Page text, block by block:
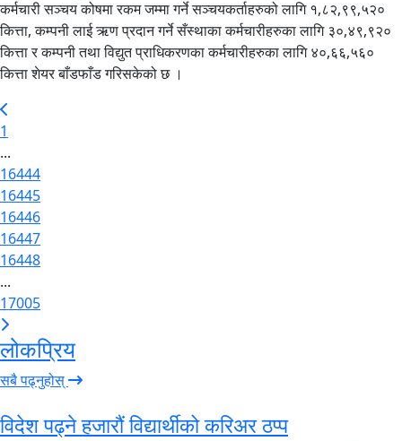
कर्मचारी सञ्चय कोषमा रकम जम्मा गर्ने सञ्चयकर्ताहरुको लागि १,८२,९९,५२०
कित्ता, कम्पनी लाई ऋण प्रदान गर्ने सँस्थाका कर्मचारीहरुका लागि ३०,४९,९२०
कित्ता र कम्पनी तथा विद्युत प्राधिकरणका कर्मचारीहरुका लागि ४०,६६,५६०
कित्ता शेयर बाँडफाँड गरिसकेको छ ।
1
...
16444
16445
16446
16447
16448
...
17005
लोकप्रिय
सबै पढ्नुहोस्
विदेश पढ्ने हजारौं विद्यार्थीको करिअर ठप्प